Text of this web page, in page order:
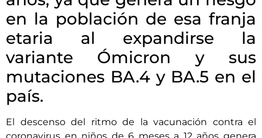
en la población de esa franja
etaria al expandirse la
variante Ómicron y sus
mutaciones BA.4 y BA.5 en el
país.
El descenso del ritmo de la vacunación contra el